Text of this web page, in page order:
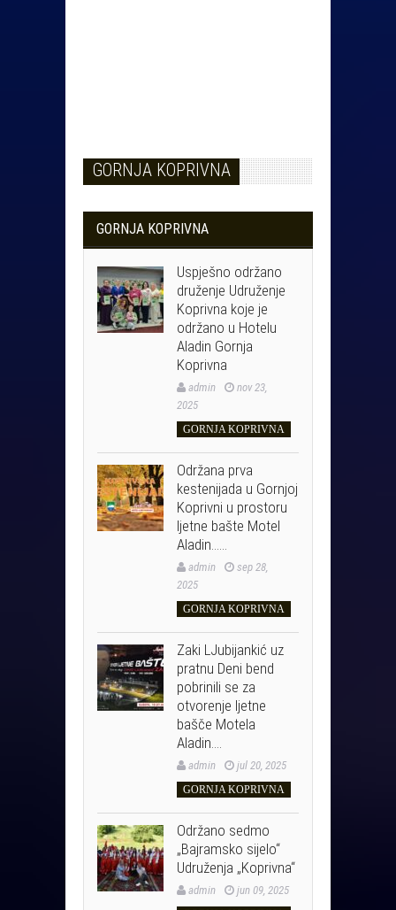
GORNJA KOPRIVNA
GORNJA KOPRIVNA
Uspješno održano
druženje Udruženje
Koprivna koje je
održano u Hotelu
Aladin Gornja
Koprivna
admin
nov 23,
2025
GORNJA KOPRIVNA
Održana prva
kestenijada u Gornjoj
Koprivni u prostoru
ljetne bašte Motel
Aladin……
admin
sep 28,
2025
GORNJA KOPRIVNA
Zaki LJubijankić uz
pratnu Deni bend
pobrinili se za
otvorenje ljetne
bašče Motela
Aladin….
admin jul 20, 2025
GORNJA KOPRIVNA
Održano sedmo
„Bajramsko sijelo“
Udruženja „Koprivna“
admin jun 09, 2025